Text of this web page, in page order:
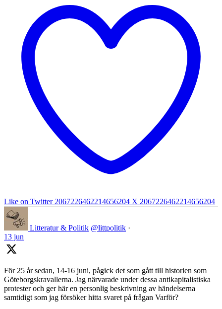
Like on Twitter 2067226462214656204 X 2067226462214656204
Litteratur & Politik @littpolitik ·
13 jun
För 25 år sedan, 14-16 juni, pågick det som gått till historien som
Göteborgskravallerna. Jag närvarade under dessa antikapitalistiska
protester och ger här en personlig beskrivning av händelserna
samtidigt som jag försöker hitta svaret på frågan Varför?